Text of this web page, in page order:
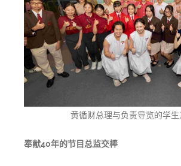
黄循财总理与负责导览的学
奉献40年的节目总监交棒